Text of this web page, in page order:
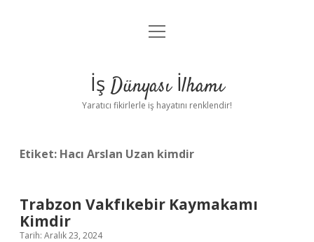
Anasayfa
Yasal Uyarı
menüyü
İş Dünyası İlhamı
Yaratıcı fikirlerle iş hayatını renklendir!
Etiket: Hacı Arslan Uzan kimdir
Trabzon Vakfıkebir Kaymakamı
Kimdir
Tarih: Aralık 23, 2024